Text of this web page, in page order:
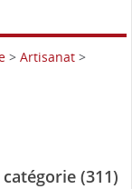
> Artisanat >
(311)